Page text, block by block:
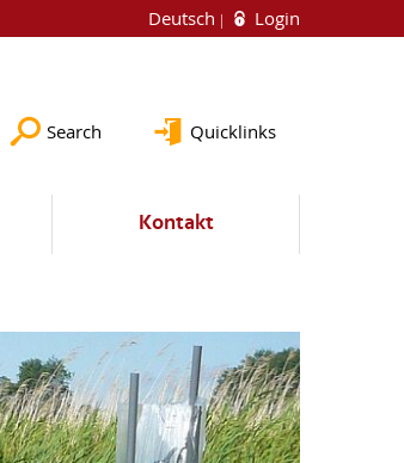
Deutsch Login
Search Quicklinks
Kontakt